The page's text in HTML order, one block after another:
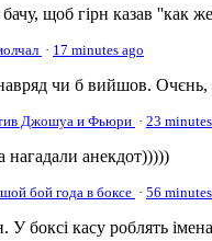
щоб гірн казав ''как
· 17 minutes ago
чи б вийшов. Очєнь,
Джошуа и Фьюри · 23
анекдот)))))
бой года в боксе · 56
У боксі касу роблять